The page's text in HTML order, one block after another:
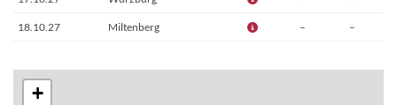
18.10.27 Miltenberg – –
20.10.27
+